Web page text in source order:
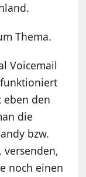
Thema.
Voicemail
eben den
die
bzw.
versenden,
noch einen